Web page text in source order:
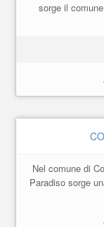
sorge il
Nel comune di
Paradiso sorge